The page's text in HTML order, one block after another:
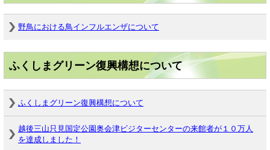
野鳥における鳥インフルエンザについて
ふくしまグリーン復興構想について
ふくしまグリーン復興構想について
越後三山只見国定公園奥会津ビジターセンターの来館者が１０万人
を達成しました！